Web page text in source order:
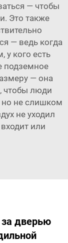
— чтобы
Это также
— ведь когда
у кого есть
подземное
— она
чтобы люди
но не слишком
не уходил
или
дверью